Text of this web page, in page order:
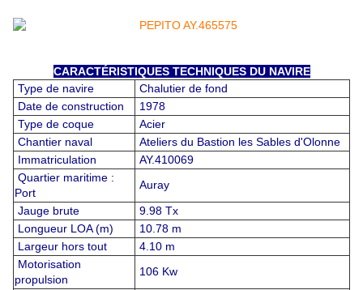
CARACTÉRISTIQUES TECHNIQUES DU NAVIRE
Type de navire
Chalutier de fond
Date de construction
1978
Type de coque
Acier
Chantier naval
Ateliers du Bastion les Sables d'Olonne
Immatriculation
AY.410069
Quartier maritime :
Port
Auray
Jauge brute
9.98 Tx
Longueur LOA (m)
10.78 m
Largeur hors tout
4.10 m
Motorisation
propulsion
106 Kw